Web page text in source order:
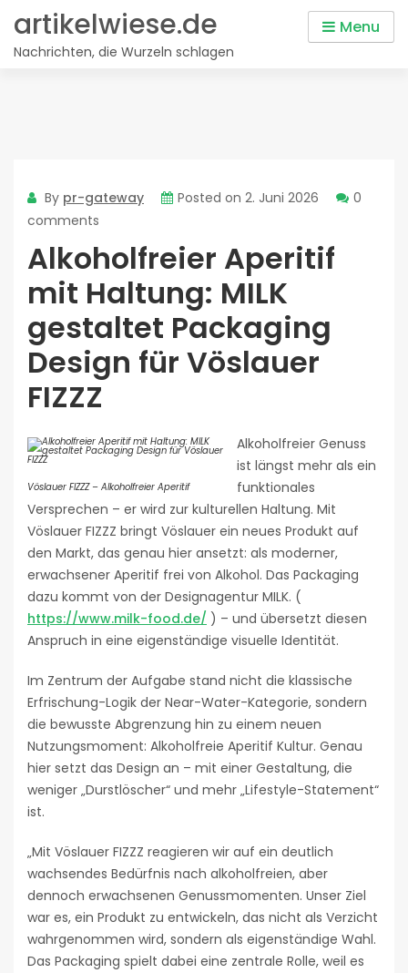
content
artikelwiese.de
Nachrichten, die Wurzeln schlagen
Menu
By pr-gateway Posted on 2. Juni 2026
0
comments
Alkoholfreier Aperitif
mit Haltung: MILK
gestaltet Packaging
Design für Vöslauer
FIZZZ
Vöslauer FIZZZ – Alkoholfreier Aperitif
Alkoholfreier Genuss
ist längst mehr als ein
funktionales
Versprechen – er wird zur kulturellen Haltung. Mit
Vöslauer FIZZZ bringt Vöslauer ein neues Produkt auf
den Markt, das genau hier ansetzt: als moderner,
erwachsener Aperitif frei von Alkohol. Das Packaging
dazu kommt von der Designagentur MILK. (
https://www.milk-food.de/ ) – und übersetzt diesen
Anspruch in eine eigenständige visuelle Identität.
Im Zentrum der Aufgabe stand nicht die klassische
Erfrischung-Logik der Near-Water-Kategorie, sondern
die bewusste Abgrenzung hin zu einem neuen
Nutzungsmoment: Alkoholfreie Aperitif Kultur. Genau
hier setzt das Design an – mit einer Gestaltung, die
weniger „Durstlöscher“ und mehr „Lifestyle-Statement“
ist.
„Mit Vöslauer FIZZZ reagieren wir auf ein deutlich
wachsendes Bedürfnis nach alkoholfreien, aber
dennoch erwachsenen Genussmomenten. Unser Ziel
war es, ein Produkt zu entwickeln, das nicht als Verzicht
wahrgenommen wird, sondern als eigenständige Wahl.
Das Packaging spielt dabei eine zentrale Rolle, weil es